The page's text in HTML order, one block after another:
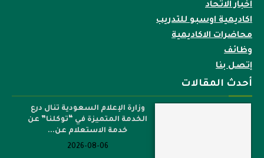
اخبار الاتحاد
اكاديمية اوسبو للتدريب
محاضرات الاكاديمية
وظائف
إتصل بنا
أحدث المقالات
وزارة الإعلام السعودية تنال درع
الخدمة المتميزة في “توكلنا” عن
خدمة الاستعلام عن...
2026-08-06